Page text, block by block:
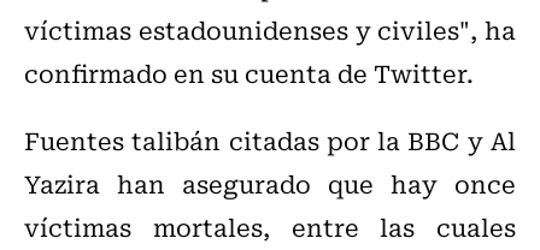
víctimas estadounidenses y civiles", ha
confirmado en su cuenta de Twitter.
Fuentes talibán citadas por la BBC y Al
Yazira han asegurado que hay once
víctimas mortales, entre las cuales